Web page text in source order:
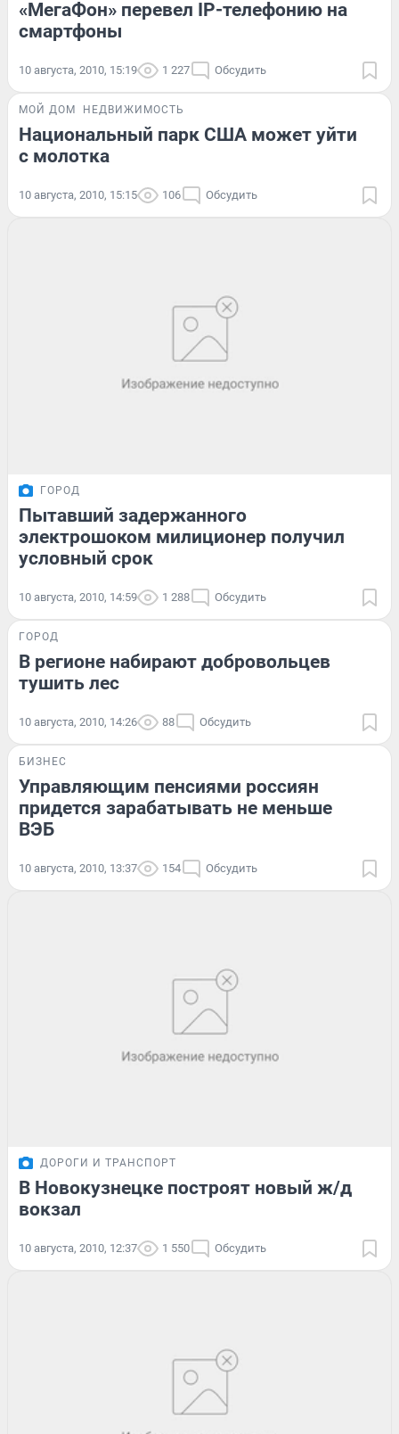
«МегаФон» перевел IP-телефонию на
смартфоны
10 августа, 2010, 15:19 1 227 Обсудить
МОЙ ДОМ НЕДВИЖИМОСТЬ
Национальный парк США может уйти
с молотка
10 августа, 2010, 15:15 106 Обсудить
ГОРОД
Пытавший задержанного
электрошоком милиционер получил
условный срок
10 августа, 2010, 14:59 1 288 Обсудить
ГОРОД
В регионе набирают добровольцев
тушить лес
10 августа, 2010, 14:26 88 Обсудить
БИЗНЕС
Управляющим пенсиями россиян
придется зарабатывать не меньше
ВЭБ
10 августа, 2010, 13:37 154 Обсудить
ДОРОГИ И ТРАНСПОРТ
В Новокузнецке построят новый ж/д
вокзал
10 августа, 2010, 12:37 1 550 Обсудить